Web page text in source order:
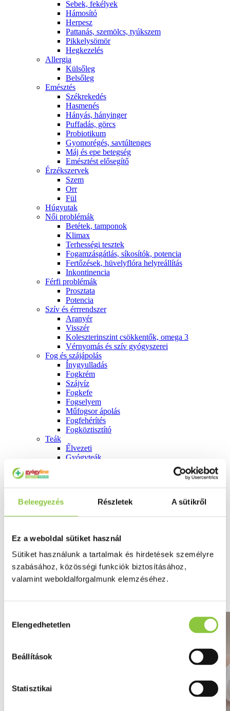
Beleegyezés Részletek A sütikről
Ez a weboldal sütiket használ
Sütiket használunk a tartalmak és hirdetések személyre
szabásához, közösségi funkciók biztosításához,
valamint weboldalforgalmunk elemzéséhez.
kiválasztása
Elengedhetetlen
Beállítások
Statisztikai
Sebek, fekélyek
Hámosító
Herpesz
Pattanás, szemölcs, tyúkszem
Pikkelysömör
Hegkezelés
Allergia
Külsőleg
Belsőleg
Emésztés
Székrekedés
Hasmenés
Hányás, hányinger
Puffadás, görcs
Probiotikum
Gyomorégés, savtúltenges
Máj és epe betegség
Emésztést elősegítő
Érzékszervek
Szem
Orr
Fül
Húgyutak
Női problémák
Betétek, tamponok
Klimax
Terhességi tesztek
Fogamzásgátlás, síkosítók, potencia
Fertőzések, hüvelyflóra helyreállítás
Inkontinencia
Férfi problémák
Prosztata
Potencia
Szív és érrrendszer
Aranyér
Visszér
Koleszterinszint csökkentők, omega 3
Vérnyomás és szív gyógyszerei
Fog és szájápolás
Í́nygyulladás
Fogkrém
Szájvíz
Fogkefe
Fogselyem
Műfogsor ápolás
Fogfehérítés
Fogköztisztító
Teák
É́lvezeti
Gyógyteák
Egészség ajándékba
Főoldal
Babaápolás lépésről lépésre
Babaápolás lépésről lépésre